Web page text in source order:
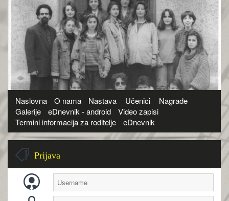
Naslovna O nama Nastava Učenici
Nagrade
Galerije
eDnevnik - android
Video zapisi
Termini informacija za roditelje
eDnevnik
Prijava